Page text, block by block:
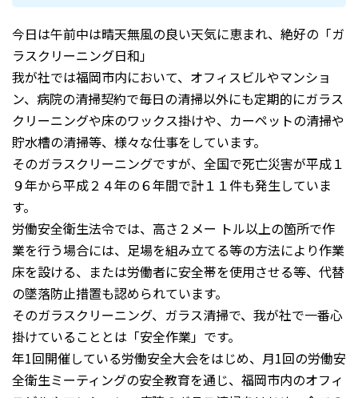
今日は午前中は晴天無風の良い天気に恵まれ、絶好の「ガ
ラスクリーニング日和」
我が社では福岡市内において、オフィスビルやマンショ
ン、病院の清掃契約で毎日の清掃以外にも定期的にガラス
クリーニングや床のワックス掛けや、カーペットの清掃や
貯水槽の清掃等、様々な仕事をしています。
そのガラスクリーニングですが、全国で死亡災害が平成１
９年から平成２４年の６年間で計１１件も発生していま
す。
労働安全衛生法令では、高さ２メー トル以上の箇所で作
業を行う場合には、足場を組み立てる等の方法により作業
床を設ける、または労働者に安全帯を使用させる等、代替
の墜落防止措置も認められています。
そのガラスクリーニング、ガラス清掃で、我が社で一番心
掛けていることとは「安全作業」です。
年1回開催している労働安全大会をはじめ、月1回の労働安
全衛生ミーティングの安全教育を通じ、福岡市内のオフィ